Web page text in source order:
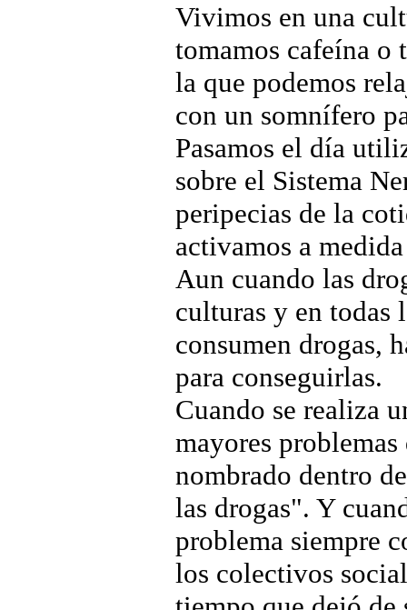
Vivimos en una
tomamos cafeína o
la que podemos
con un somnífero
Pasamos el día
sobre el Sistema
peripecias de la
activamos a
Aun cuando las
culturas y en todas
consumen drogas,
para conseguirlas.
Cuando se realiza
mayores
nombrado dentro
las drogas". Y
problema siempre
los colectivos